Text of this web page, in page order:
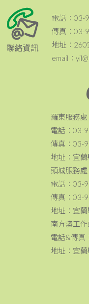
聯絡資訊
電話：03-
傳真：03-
地址：
email：
羅東服務處
電話：03-
傳真：03-
地址：宜
頭城服務處
電話：03-
傳真：03-
地址：宜
南方澳工作
電話&傳真
地址：宜